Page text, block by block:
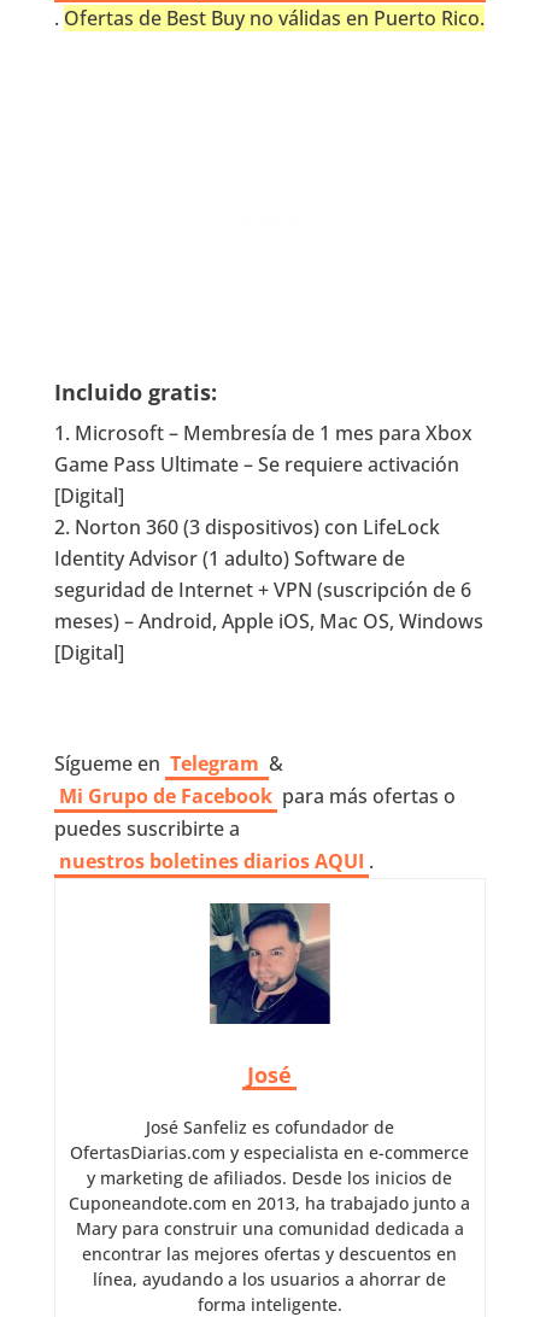
. Ofertas de Best Buy no válidas en Puerto Rico.
Incluido gratis:
Microsoft – Membresía de 1 mes para Xbox
Game Pass Ultimate – Se requiere activación
[Digital]
Norton 360 (3 dispositivos) con LifeLock
Identity Advisor (1 adulto) Software de
seguridad de Internet + VPN (suscripción de 6
meses) – Android, Apple iOS, Mac OS, Windows
[Digital]
Sígueme en Telegram &
Mi Grupo de Facebook para más ofertas o
puedes suscribirte a
nuestros boletines diarios AQUI .
José
José Sanfeliz es cofundador de
OfertasDiarias.com y especialista en e-commerce
y marketing de afiliados. Desde los inicios de
Cuponeandote.com en 2013, ha trabajado junto a
Mary para construir una comunidad dedicada a
encontrar las mejores ofertas y descuentos en
línea, ayudando a los usuarios a ahorrar de
forma inteligente.